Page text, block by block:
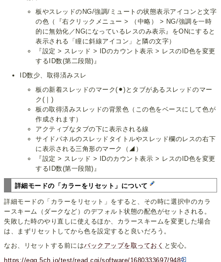
板やスレッドのNG/強調/ミュートの状態表示アイコンと文字
の色（『右クリックメニュー > （中略） > NG/強調を一時
的に無効化／NGになっているレスのみ表示』をONにすると
表示される「瞳に斜線アイコン」と隣の文字）
『設定 > スレッド > IDのカウント表示 > レスのID色を変更
するID数(第二段階)』
ID数少、取得済みスレ
板の新着スレッドのマーク(⚫︎)とタブがあるスレッドのマー
ク(｜)
板の取得済みスレッドの背景色（この色をベースにして色が
作成されます）
アクティブなタブの下に表示される線
サイドパネルのスレッドタイトルやスレッド欄のレスの右下
に表示される三角形のマーク（◢）
『設定 > スレッド > IDのカウント表示 > レスのID色を変更
するID数(第一段階)』
詳細モードの「カラーをリセット」について
詳細モードの「カラーをリセット」をすると、その時に選択中のカラ
ースキーム（ダークなど）のデフォルト状態の配色がセットされる。
失敗した時のやり直しに使えるほか、カラースキームを変更した場合
は、まずリセットしてから色を設定すると良いだろう。
なお、リセットする前にはバックアップを取っておく と安心。
https://egg.5ch.io/test/read.cgi/software/1680333697/948